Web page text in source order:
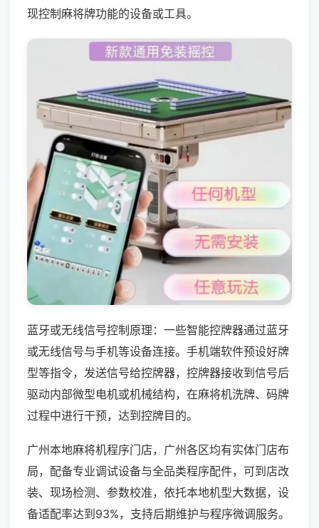
现控制麻将牌功能的设备或工具。
蓝牙或无线信号控制原理：一些智能控牌器通过蓝牙
或无线信号与手机等设备连接。手机端软件预设好牌
型等指令，发送信号给控牌器，控牌器接收到信号后
驱动内部微型电机或机械结构，在麻将机洗牌、码牌
过程中进行干预，达到控牌目的。
广州本地麻将机程序门店，广州各区均有实体门店布
局，配备专业调试设备与全品类程序配件，可到店改
装、现场检测、参数校准，依托本地机型大数据，设
备适配率达到93%，支持后期维护与程序微调服务。